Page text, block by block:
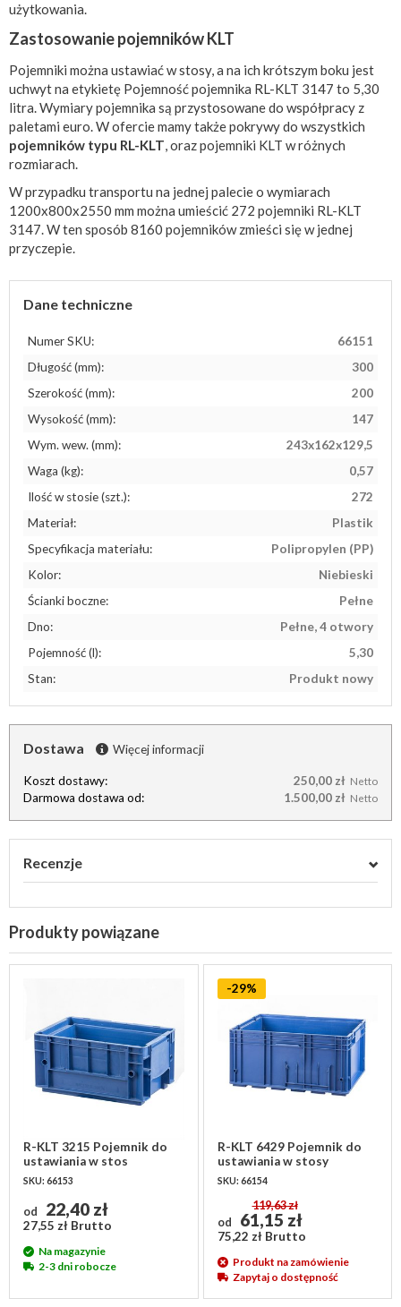
użytkowania.
Zastosowanie pojemników KLT
Pojemniki można ustawiać w stosy, a na ich krótszym boku jest
uchwyt na etykietę Pojemność pojemnika RL-KLT 3147 to 5,30
litra. Wymiary pojemnika są przystosowane do współpracy z
paletami euro. W ofercie mamy także pokrywy do wszystkich
pojemników typu RL-KLT, oraz pojemniki KLT w różnych
rozmiarach.
W przypadku transportu na jednej palecie o wymiarach
1200x800x2550 mm można umieścić 272 pojemniki RL-KLT
3147. W ten sposób 8160 pojemników zmieści się w jednej
przyczepie.
Dane techniczne
Numer SKU:
66151
Długość (mm):
300
Szerokość (mm):
200
Wysokość (mm):
147
Wym. wew. (mm):
243x162x129,5
Waga (kg):
0,57
Ilość w stosie (szt.):
272
Materiał:
Plastik
Specyfikacja materiału:
Polipropylen (PP)
Kolor:
Niebieski
Ścianki boczne:
Pełne
Dno:
Pełne, 4 otwory
Pojemność (l):
5,30
Stan:
Produkt nowy
Dostawa Więcej informacji
Koszt dostawy: 250,00 zł Netto
Darmowa dostawa od: 1.500,00 zł Netto
Recenzje
Produkty powiązane
R-KLT 3215 Pojemnik do
ustawiania w stos
300x200x147mm -
niebieski
SKU: 66153
od 22,40 zł
27,55 zł Brutto
Na magazynie
2-3 dni robocze
-29%
R-KLT 6429 Pojemnik do
ustawiania w stosy
600x400x280 mm -
niebieski
SKU: 66154
od
119,63 zł
61,15 zł
75,22 zł Brutto
Produkt na zamówienie
Zapytaj o dostępność